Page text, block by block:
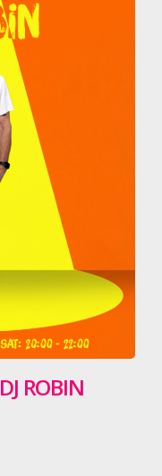
DJ ROBIN